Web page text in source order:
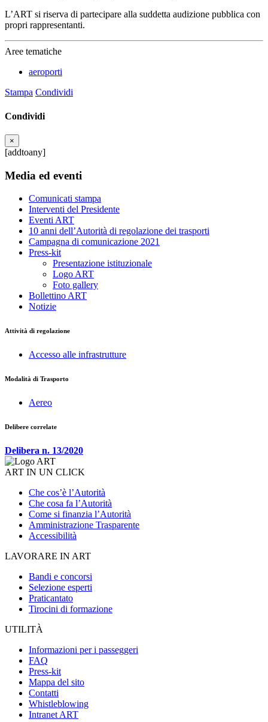
L’ART si riserva di partecipare alla suddetta audizione pubblica con
propri rappresentanti.
Aree tematiche
aeroporti
Stampa Condividi
Condividi
×
[addtoany]
Media ed eventi
Comunicati stampa
Interventi del Presidente
Eventi ART
10 anni dell’Autorità di regolazione dei trasporti
Campagna di comunicazione 2021
Press-kit
Presentazione istituzionale
Logo ART
Foto gallery
Bollettino ART
Notizie
Attività di regolazione
Accesso alle infrastrutture
Modalità di Trasporto
Aereo
Delibere correlate
Delibera n. 13/2020
ART IN UN CLICK
Che cos’è l’Autorità
Che cosa fa l’Autorità
Come si finanzia l’Autorità
Amministrazione Trasparente
Accessibilità
LAVORARE IN ART
Bandi e concorsi
Selezione esperti
Praticantato
Tirocini di formazione
UTILITÀ
Informazioni per i passeggeri
FAQ
Press-kit
Mappa del sito
Contatti
Whistleblowing
Intranet ART